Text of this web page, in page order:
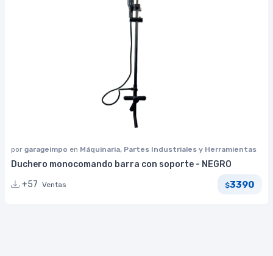
por garageimpo en Máquinaria, Partes Industriales y Herramientas
Duchero monocomando barra con soporte - NEGRO
+57 Ventas $3390